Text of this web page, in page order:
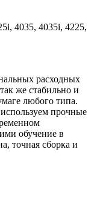
4035, 4035i, 4225,
расходных
же стабильно и
любого типа.
прочные
обучение в
точная сборка и